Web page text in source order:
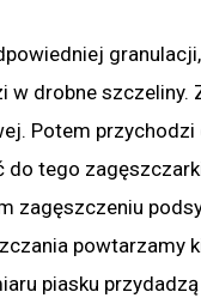
drobne
Potem
tego
zagęszczeniu
powtarzamy
piasku przydadzą